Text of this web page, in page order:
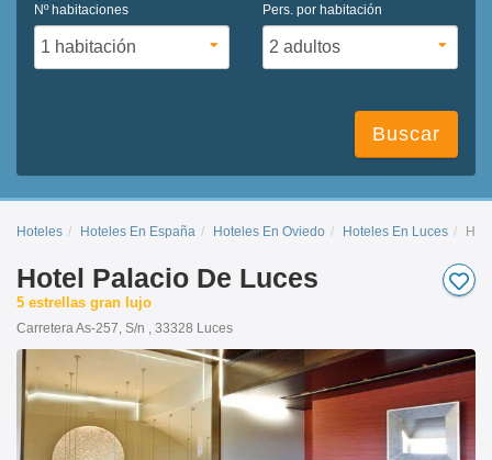
Nº habitaciones Pers. por habitación
Buscar
Hoteles Hoteles En España Hoteles En Oviedo Hoteles En Luces
Hotel Palacio De Luces
5 estrellas gran lujo
Carretera As-257, S/n , 33328 Luces